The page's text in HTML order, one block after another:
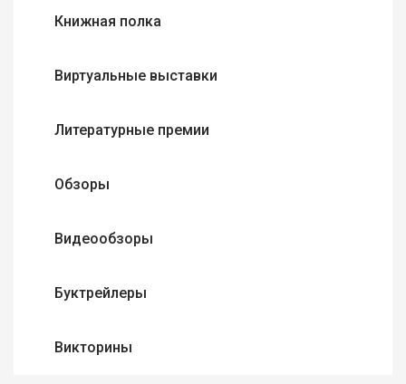
Книжная полка
Виртуальные выставки
Литературные премии
Обзоры
Видеообзоры
Буктрейлеры
Викторины